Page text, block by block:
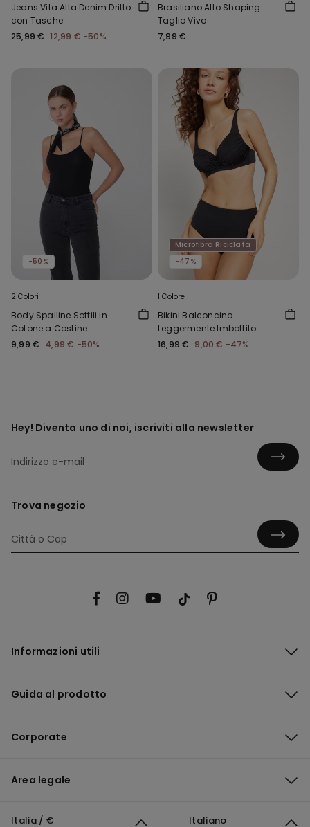
Jeans Vita Alta Denim Dritto
con Tasche
25,99 € 12,99 € -50%
Brasiliano Alto Shaping
Taglio Vivo
7,99 €
-50%
2 Colori
Body Spalline Sottili in
Cotone a Costine
9,99 € 4,99 € -50%
Microfibra Riciclata
-47%
1 Colore
Bikini Balconcino
Leggermente Imbottito
Arriccio Riciclato
16,99 € 9,00 € -47%
Hey! Diventa uno di noi, iscriviti alla newsletter
Trova negozio
Informazioni utili
Guida al prodotto
Corporate
Area legale
Italia / € Italiano